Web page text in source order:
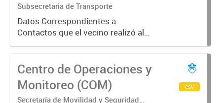
Subsecretaria de Transporte
Datos Correspondientes a
Contactos que el vecino realizó al
Servicio de Atención al Ciudadano
mismos son derivados al área de
transporte
Centro de Operaciones y
Monitoreo (COM)
Secretaría de Movilidad y Seguridad
csv